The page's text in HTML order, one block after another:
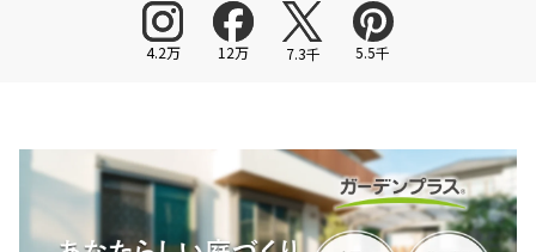
4.2万 12万 7.3千 5.5千